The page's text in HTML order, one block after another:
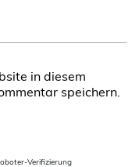
in diesem
speichern.
Verifizierung